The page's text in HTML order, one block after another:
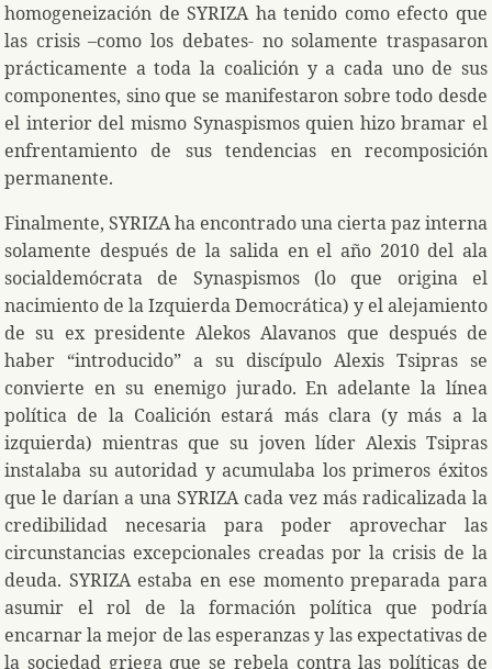
homogeneización de SYRIZA ha tenido como efecto que
las crisis –como los debates- no solamente traspasaron
prácticamente a toda la coalición y a cada uno de sus
componentes, sino que se manifestaron sobre todo desde
el interior del mismo Synaspismos quien hizo bramar el
enfrentamiento de sus tendencias en recomposición
permanente.
Finalmente, SYRIZA ha encontrado una cierta paz interna
solamente después de la salida en el año 2010 del ala
socialdemócrata de Synaspismos (lo que origina el
nacimiento de la Izquierda Democrática) y el alejamiento
de su ex presidente Alekos Alavanos que después de
haber “introducido” a su discípulo Alexis Tsipras se
convierte en su enemigo jurado. En adelante la línea
política de la Coalición estará más clara (y más a la
izquierda) mientras que su joven líder Alexis Tsipras
instalaba su autoridad y acumulaba los primeros éxitos
que le darían a una SYRIZA cada vez más radicalizada la
credibilidad necesaria para poder aprovechar las
circunstancias excepcionales creadas por la crisis de la
deuda. SYRIZA estaba en ese momento preparada para
asumir el rol de la formación política que podría
encarnar la mejor de las esperanzas y las expectativas de
la sociedad griega que se rebela contra las políticas de